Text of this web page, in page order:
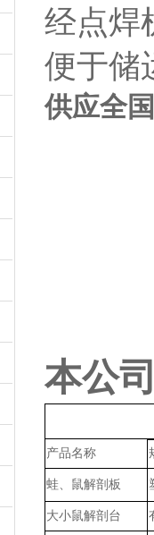
经点焊
便于储
供应全
本公
产品名称
蛙、鼠解剖板
大小鼠解剖台